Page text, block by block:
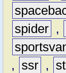
spider ,
,
ssr , st